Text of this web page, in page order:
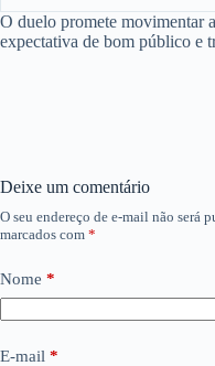
O duelo promete movimentar
expectativa de bom público e
Deixe um comentário
O seu endereço de e-mail não será
marcados com *
Nome *
E-mail *